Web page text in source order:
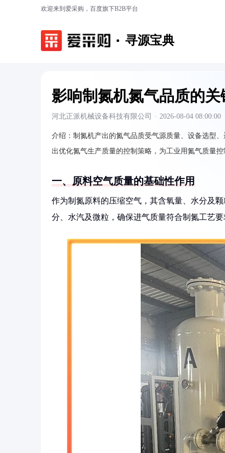
欢迎来到爱采购，百度旗下B2B平台
寻源宝典
影响制氮机氮气品质的
河北正派机械设备科技有限公司 · 2026-08-04 08:00:00
介绍： 制氮机产出的氮气品质受气源质量、设备选型
出优化氮气生产质量的控制策略，为工业用氮气质量控
一、原料空气质量的基础性作用
作为制氮原料的压缩空气，其含氧量、水分及
分、水汽及微粒，确保进气质量符合制氮工艺要